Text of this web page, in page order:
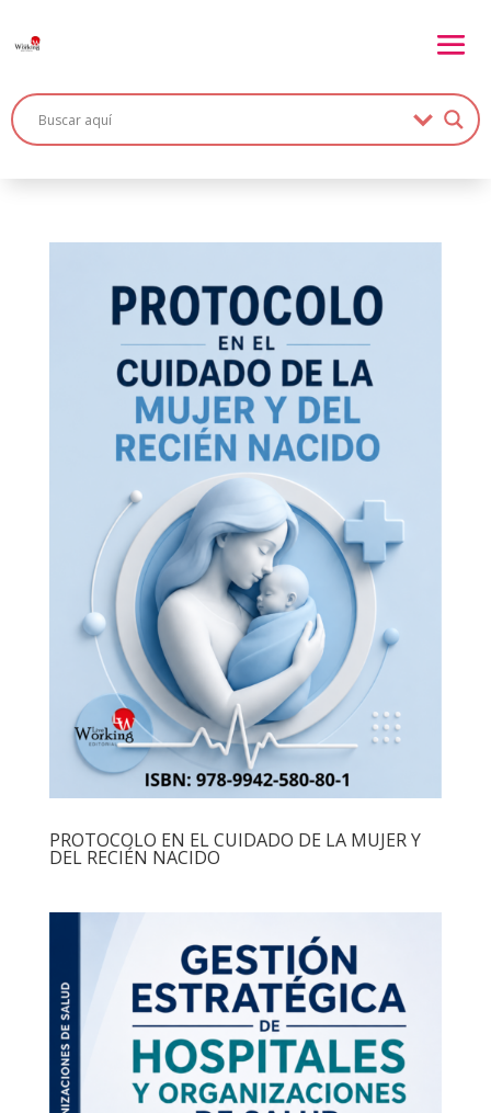
PROTOCOLO EN EL CUIDADO DE LA MUJER Y
DEL RECIÉN NACIDO